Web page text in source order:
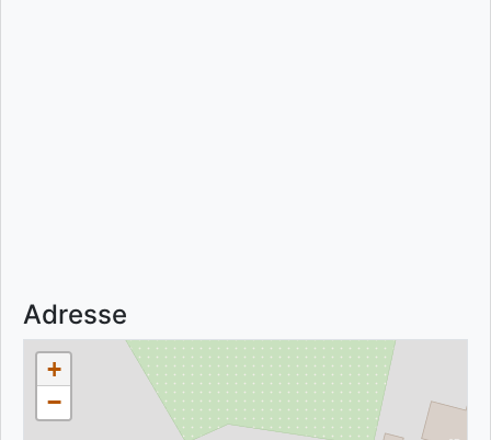
Adresse
+
−